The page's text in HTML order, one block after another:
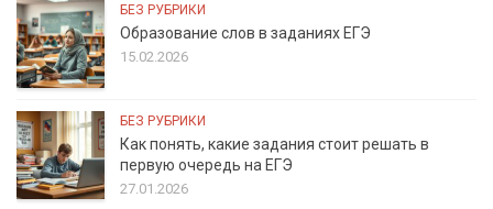
БЕЗ РУБРИКИ
Образование слов в заданиях ЕГЭ
15.02.2026
БЕЗ РУБРИКИ
Как понять, какие задания стоит решать в
первую очередь на ЕГЭ
27.01.2026